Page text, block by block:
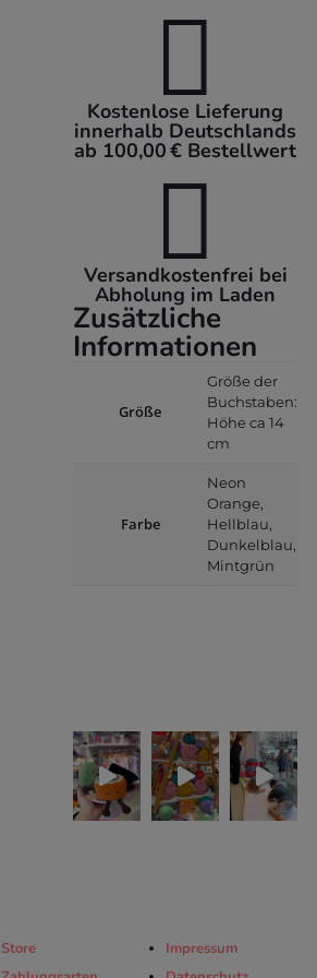

Kostenlose Lieferung
innerhalb Deutschlands
ab 100,00 € Bestellwert

Versandkostenfrei bei
Abholung im Laden
Zusätzliche
Informationen
Größe
Größe der
Buchstaben:
Höhe ca 14
cm
Farbe
Neon
Orange,
Hellblau,
Dunkelblau,
Mintgrün
Store
Impressum